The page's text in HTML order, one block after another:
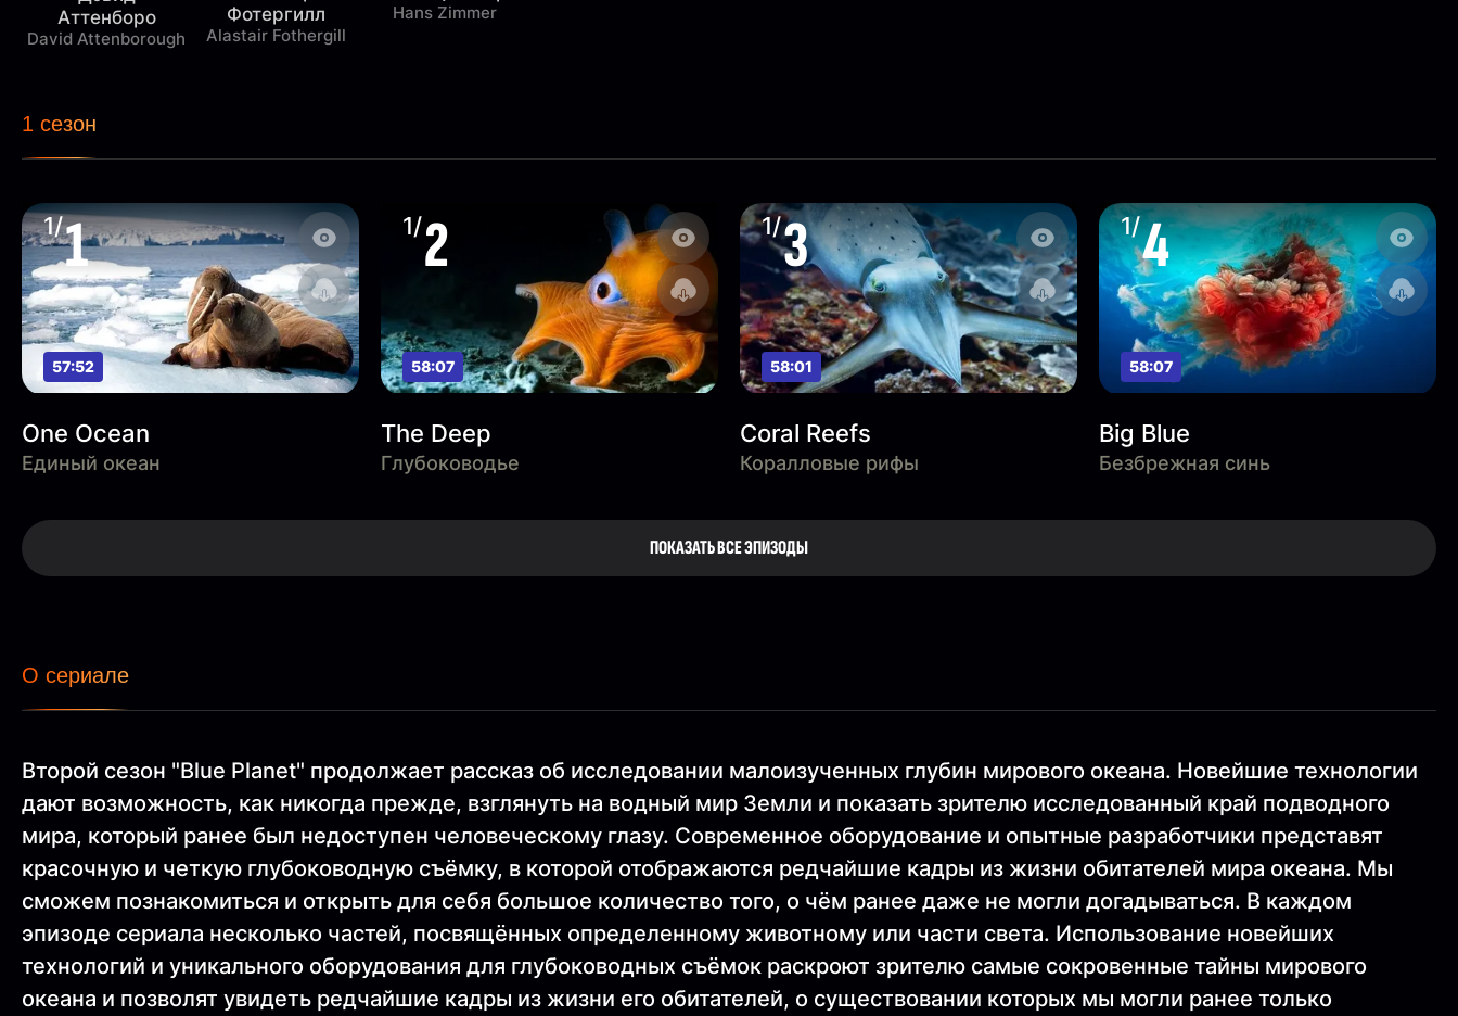
Аттенборо
David Attenborough
Фотергилл
Alastair Fothergill
Hans Zimmer
1 сезон
1/1
57:52
One Ocean
Единый океан
1/2
58:07
The Deep
Глубоководье
1/3
58:01
Coral Reefs
Коралловые рифы
1/4
58:07
Big Blue
Безбрежная синь
ПОКАЗАТЬ ВСЕ ЭПИЗОДЫ
О сериале
Второй сезон "Blue Planet" продолжает рассказ об исследовании малоизученных глубин мирового океана. Новейшие технологии
дают возможность, как никогда прежде, взглянуть на водный мир Земли и показать зрителю исследованный край подводного
мира, который ранее был недоступен человеческому глазу. Современное оборудование и опытные разработчики представят
красочную и четкую глубоководную съёмку, в которой отображаются редчайшие кадры из жизни обитателей мира океана. Мы
сможем познакомиться и открыть для себя большое количество того, о чём ранее даже не могли догадываться. В каждом
эпизоде сериала несколько частей, посвящённых определенному животному или части света. Использование новейших
технологий и уникального оборудования для глубоководных съёмок раскроют зрителю самые сокровенные тайны мирового
океана и позволят увидеть редчайшие кадры из жизни его обитателей, о существовании которых мы могли ранее только